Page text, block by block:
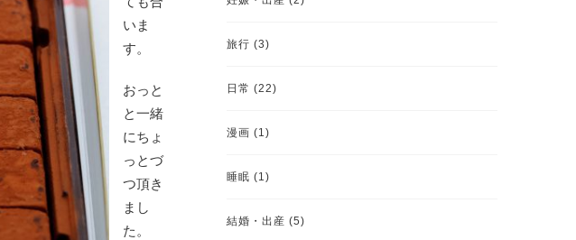
いま
す。
おっと
と一緒
にちょ
っとづ
つ頂き
まし
た。
旅行 (3)
日常 (22)
漫画 (1)
睡眠 (1)
結婚・出産 (5)